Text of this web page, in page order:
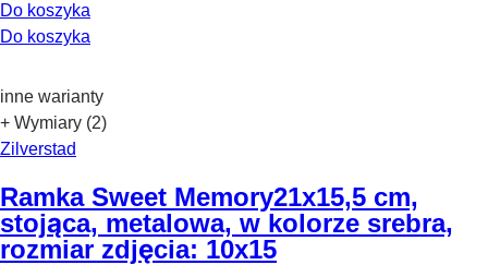
Do koszyka
Do koszyka
inne warianty
+ Wymiary (2)
Zilverstad
Ramka Sweet Memory21x15,5 cm,
stojąca, metalowa, w kolorze srebra,
rozmiar zdjęcia: 10x15